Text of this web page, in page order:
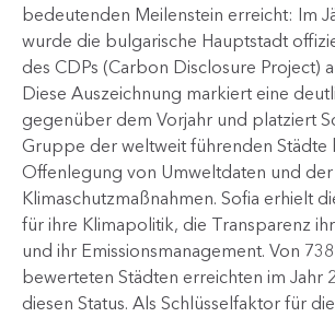
bedeutenden Meilenstein erreicht: Im
wurde die bulgarische Hauptstadt
des CDPs (Carbon Disclosure Project)
Diese Auszeichnung markiert eine
gegenüber dem Vorjahr und platziert
Gruppe der weltweit führenden Städte
Offenlegung von Umweltdaten und
Klimaschutzmaßnahmen. Sofia erhielt
für ihre Klimapolitik, die Transparenz
und ihr Emissionsmanagement. Von
bewerteten Städten erreichten im Jahr
diesen Status. Als Schlüsselfaktor für